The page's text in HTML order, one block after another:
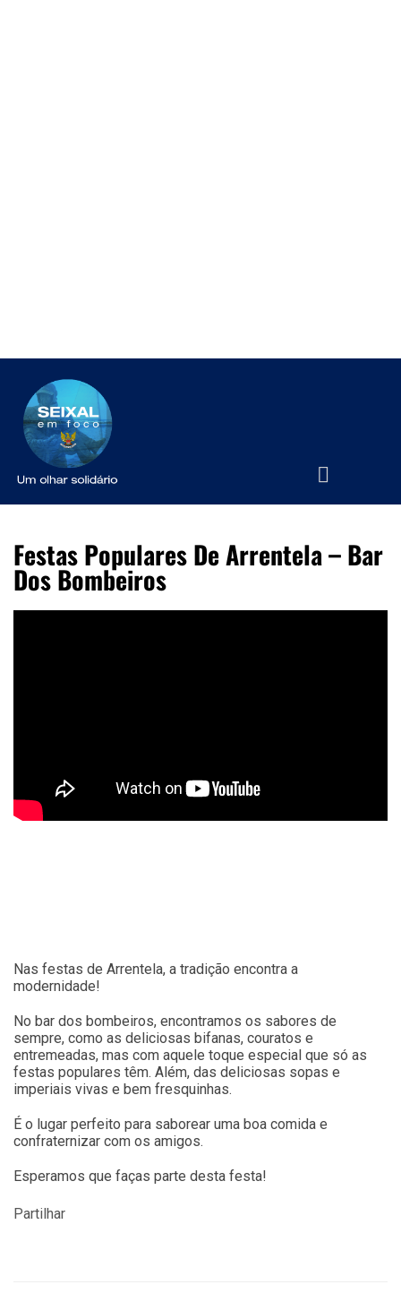
Festas Populares De Arrentela – Bar
Dos Bombeiros
Nas festas de Arrentela, a tradição encontra a
modernidade!
No bar dos bombeiros, encontramos os sabores de
sempre, como as deliciosas bifanas, couratos e
entremeadas, mas com aquele toque especial que só as
festas populares têm. Além, das deliciosas sopas e
imperiais vivas e bem fresquinhas.
É o lugar perfeito para saborear uma boa comida e
confraternizar com os amigos.
Esperamos que faças parte desta festa!
Partilhar